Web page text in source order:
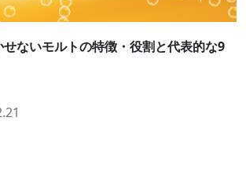
せないモルトの特徴・役割と代表的な9